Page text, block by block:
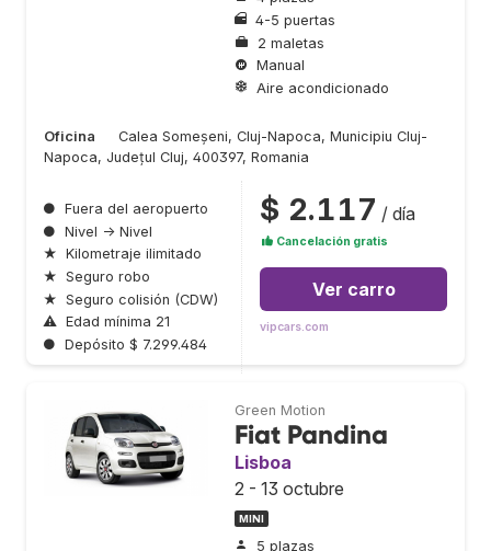
4-5 puertas
2 maletas
Manual
Aire acondicionado
Oficina
Calea Someșeni, Cluj-Napoca, Municipiu Cluj-
Napoca, Județul Cluj, 400397, Romania
● Fuera del aeropuerto
● Nivel → Nivel
★ Kilometraje ilimitado
★ Seguro robo
★ Seguro colisión (CDW)
⚠ Edad mínima 21
● Depósito $ 7.299.484
$ 2.117 / día
Cancelación gratis
Ver carro
vipcars.com
Green Motion
Fiat Pandina
Lisboa
2 - 13 octubre
MINI
5 plazas